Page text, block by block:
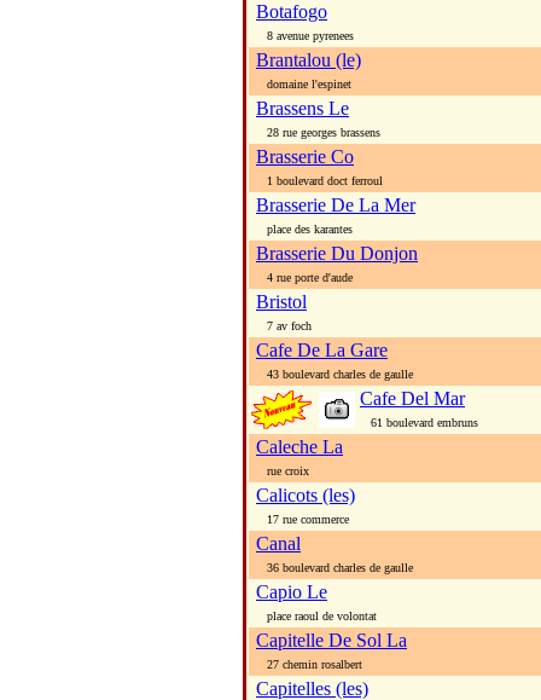
Botafogo
8 avenue pyrenees
Brantalou (le)
domaine l'espinet
Brassens Le
28 rue georges brassens
Brasserie Co
1 boulevard doct ferroul
Brasserie De La Mer
place des karantes
Brasserie Du Donjon
4 rue porte d'aude
Bristol
7 av foch
Cafe De La Gare
43 boulevard charles de gaulle
Cafe Del Mar
61 boulevard embruns
Caleche La
rue croix
Calicots (les)
17 rue commerce
Canal
36 boulevard charles de gaulle
Capio Le
place raoul de volontat
Capitelle De Sol La
27 chemin rosalbert
Capitelles (les)